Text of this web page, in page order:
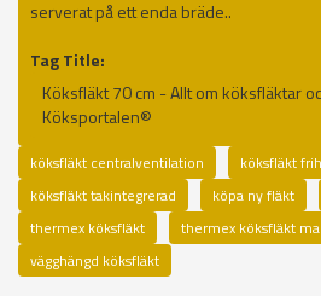
serverat på ett enda bräde..
Tag Title:
Köksfläkt 70 cm - Allt om köksfläktar
Köksportalen®
köksfläkt centralventilation
köksfläkt
köksfläkt takintegrerad
köpa ny fläkt
thermex köksfläkt
thermex köksfläkt
vägghängd köksfläkt